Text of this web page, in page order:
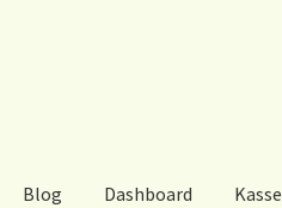
Blog Dashboard Kasse